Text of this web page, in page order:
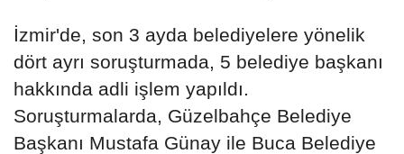
İzmir'de, son 3 ayda belediyelere yönelik
dört ayrı soruşturmada, 5 belediye başkanı
hakkında adli işlem yapıldı.
Soruşturmalarda, Güzelbahçe Belediye
Başkanı Mustafa Günay ile Buca Belediye